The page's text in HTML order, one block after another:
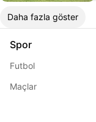
Daha fazla göster
Spor
Futbol
Maçlar